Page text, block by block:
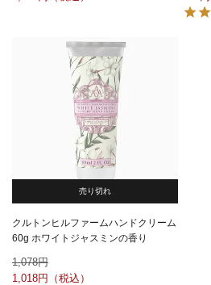
売り切れ
クルトンヒルファームハンドクリーム
60g ホワイトジャスミンの香り
1,078
1,018